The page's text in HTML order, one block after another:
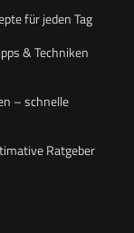
für jeden Tag
& Techniken
– schnelle
Ratgeber